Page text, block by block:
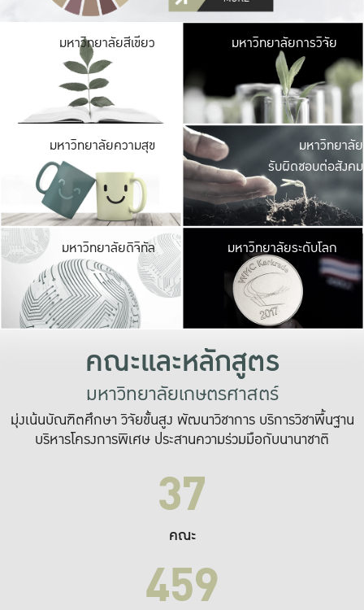
มหาวิทยาลัยสีเขียว มหาวิ
มีพื้นที่เขียวสดใส
เป็นป่าในเมือง เกษต
มหาวิทยาลัยการวิจัย
มหาวิทยาลัยความสุข มหาวิ
ค
เปิดประ
และพบเรื่องราวใ
มหาวิทยาลัย
รับผิดชอบต่อสังคม
มหาวิทยาลัยดิจิทัล มหาวิ
เปลี่ยนแปลง แล
เพื่อทำง
ระบบสารสนเทศ
มหาวิทยาลัยระดับโลก
คณะและหลักสูตร
มหาวิทยาลัยเกษตรศาสตร์
มุ่งเน้นบัณฑิตศึกษา วิจัยขั้นสูง พัฒนาวิชาการ บริการวิชาพื้นฐาน
บริหารโครงการพิเศษ ประสานความร่วมมือกับนานาชาติ
37
คณะ
459